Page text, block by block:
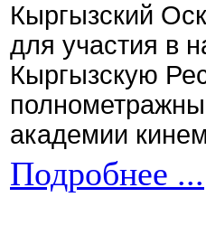
Кыргызский
для участия в
Кыргызскую
академии
Подробнее ...